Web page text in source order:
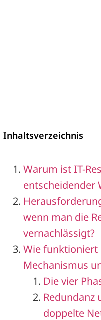
Inhaltsverzeichnis
Warum ist IT-
entscheidender
wenn man die
vernachlässigt?
Wie funktioniert
Mechanismus
Die vier
Redundanz
doppelte